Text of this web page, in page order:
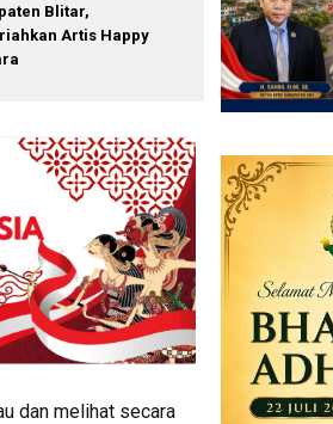
Blitar,
Artis Happy
dan melihat secara